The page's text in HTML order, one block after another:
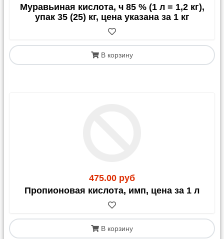
Муравьиная кислота, ч 85 % (1 л = 1,2 кг),
упак 35 (25) кг, цена указана за 1 кг
В корзину
475.00 руб
Пропионовая кислота, имп, цена за 1 л
В корзину